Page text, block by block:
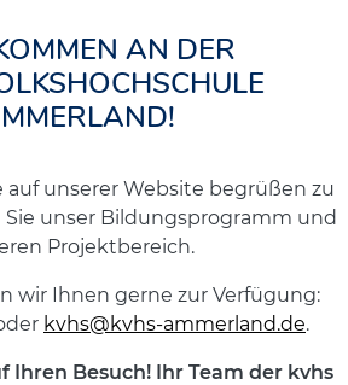
AN DER
auf unserer Website begrüßen zu
unser Bildungsprogramm und
Projektbereich.
wir Ihnen gerne zur Verfügung:
kvhs@kvhs-ammerland.de.
Ihren Besuch! Ihr Team der kvhs